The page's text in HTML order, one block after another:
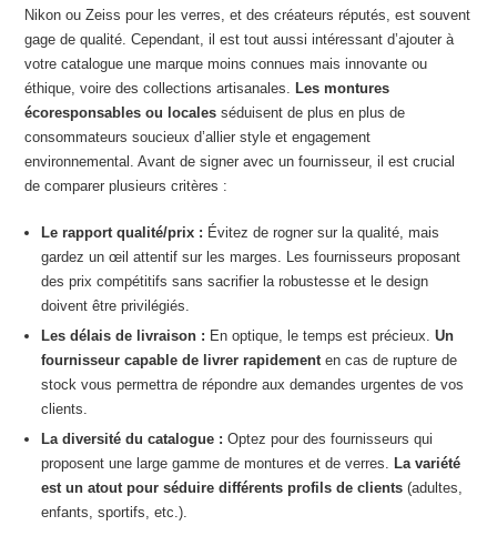
Nikon ou Zeiss pour les verres, et des créateurs réputés, est souvent
gage de qualité. Cependant, il est tout aussi intéressant d’ajouter à
votre catalogue une marque moins connues mais innovante ou
éthique, voire des collections artisanales.Les montures
écoresponsables ou locales séduisent de plus en plus de
consommateurs soucieux d’allier style et engagement
environnemental. Avant de signer avec un fournisseur, il est crucial
de comparer plusieurs critères :
Le rapport qualité/prix : Évitez de rogner sur la qualité, mais
gardez un œil attentif sur les marges. Les fournisseurs proposant
des prix compétitifs sans sacrifier la robustesse et le design
doivent être privilégiés.
Les délais de livraison : En optique, le temps est précieux.Un
fournisseur capable de livrer rapidement en cas de rupture de
stock vous permettra de répondre aux demandes urgentes de vos
clients.
La diversité du catalogue : Optez pour des fournisseurs qui
proposent une large gamme de montures et de verres.La variété
est un atout pour séduire différents profils de clients (adultes,
enfants, sportifs, etc.).